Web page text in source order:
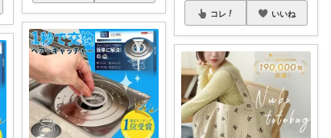
コレ いいね